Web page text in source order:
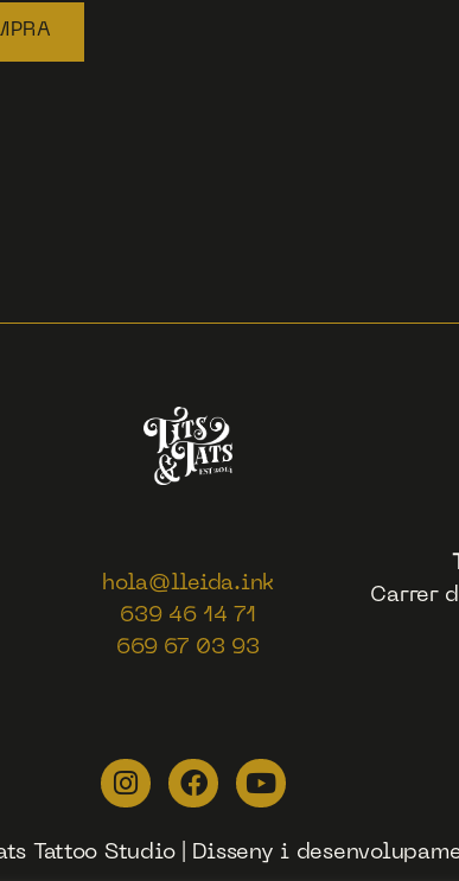
hola@lleida.ink
639 46 14 71
669 67 03 93
Carrer
Tattoo Studio | Disseny i